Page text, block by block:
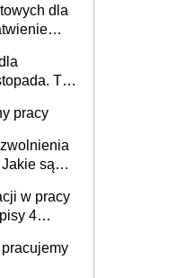
dla
To
pracy
są
w pracy
4